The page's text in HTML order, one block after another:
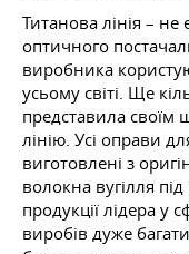
Титанова лінія –
оптичного
виробника
усьому світі. Ще
представила своїм
лінію. Усі оправи
виготовлені з
волокна вугілля
продукції лідера у
виробів дуже